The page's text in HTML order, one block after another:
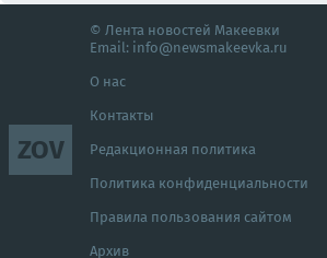
ZOV
© Лента новостей Макеевки
Email: info@newsmakeevka.ru
О нас
Контакты
Редакционная политика
Политика конфиденциальности
Правила пользования сайтом
Архив